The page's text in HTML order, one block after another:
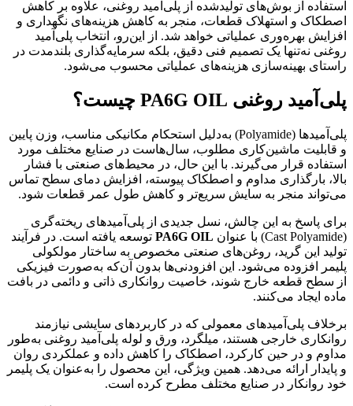
استفاده از بوش‌های تولیدشده از پلی‌آمید روغنی، علاوه بر کاهش
اصطکاک و استهلاک قطعات، منجر به کاهش هزینه‌های نگهداری و
افزایش بهره‌وری عملیاتی خواهد شد. از این‌رو، انتخاب پلی‌آمید
روغنی نه‌تنها یک تصمیم فنی دقیق، بلکه سرمایه‌گذاری بلندمدت در
راستای بهینه‌سازی هزینه‌های عملیاتی محسوب می‌شود.
پلی‌آمید روغنی PA6G OIL چیست؟
پلی‌آمیدها (Polyamide) به‌دلیل استحکام مکانیکی مناسب، وزن پایین
و قابلیت ماشین‌کاری مطلوب، سال‌هاست در صنایع مختلف مورد
استفاده قرار می‌گیرند. با این حال، در محیط‌های صنعتی با فشار
بالا، بارگذاری مداوم و اصطکاک پیوسته، افزایش دمای سطح تماس
می‌تواند منجر به سایش سریع‌تر و کاهش طول عمر قطعات شود.
برای پاسخ به این چالش، نسل جدیدی از پلی‌آمیدهای ریخته‌گری
(Cast Polyamide) با عنوان
PA6G OIL توسعه یافته است. در فرآیند
تولید این گرید، روغن‌های صنعتی مخصوص به ساختار مولکولی
پلیمر افزوده می‌شود. این افزودنی‌ها بدون آن‌که به‌صورت فیزیکی
از سطح قطعه خارج شوند، خاصیت روانکاری ذاتی و دائمی در بافت
ماده ایجاد می‌کنند.
برخلاف پلی‌آمیدهای معمولی که در کاربردهای سایشی نیازمند
روانکاری خارجی هستند، میلگرد، ورق و لوله پلی‌آمید روغنی به‌طور
مداوم و در حین کارکرد، اصطکاک را کاهش داده و عملکردی روان
و پایدار ارائه می‌دهد. همین ویژگی، این محصول را به‌عنوان یک پلیمر
خود روانکار در صنایع مختلف مطرح کرده است.